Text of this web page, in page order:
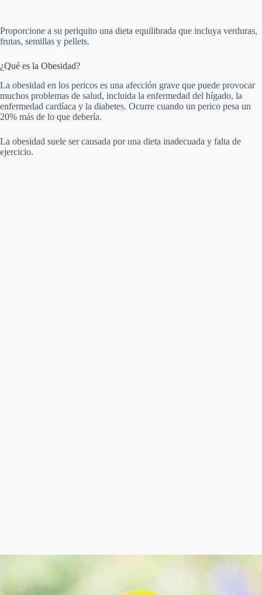
Proporcione a su periquito una dieta equilibrada que incluya verduras,
frutas, semillas y pellets.
¿Qué es la Obesidad?
La obesidad en los pericos es una afección grave que puede provocar
muchos problemas de salud, incluida la enfermedad del hígado, la
enfermedad cardíaca y la diabetes. Ocurre cuando un perico pesa un
20% más de lo que debería.
La obesidad suele ser causada por una dieta inadecuada y falta de
ejercicio.